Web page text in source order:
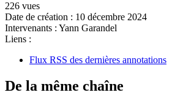
226 vues
Date de création : 10 décembre 2024
Intervenants : Yann Garandel
Liens :
Flux RSS des dernières annotations
De la même chaîne